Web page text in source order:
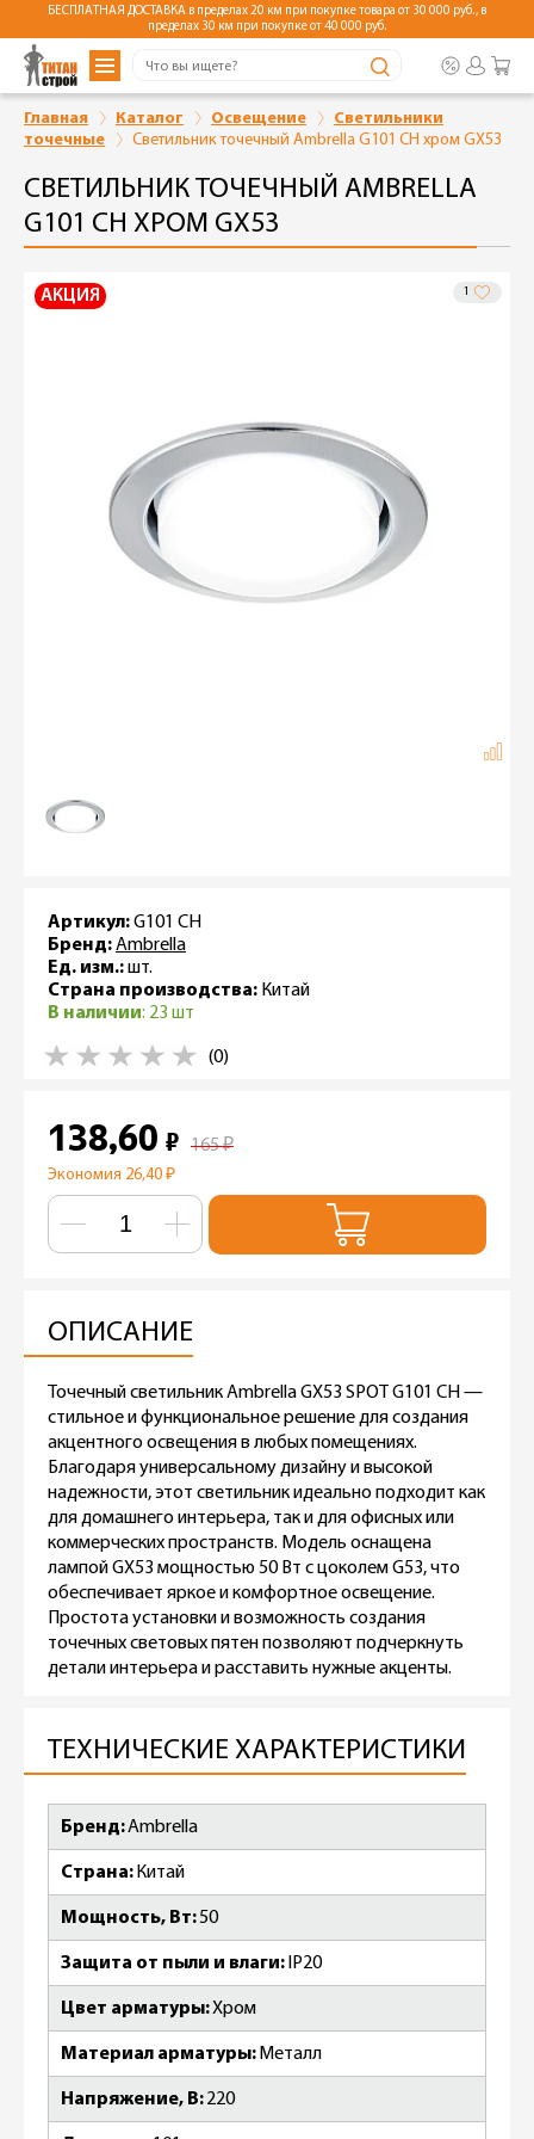
БЕСПЛАТНАЯ ДОСТАВКА в пределах 20 км при покупке товара от 30 000 руб., в
пределах 30 км при покупке от 40 000 руб.
Главная Каталог Освещение
Светильники
точечные
Светильник точечный Ambrella G101 CH хром GX53
СВЕТИЛЬНИК ТОЧЕЧНЫЙ AMBRELLA
G101 CH ХРОМ GX53
1
АКЦИЯ
Артикул:G101 CH
Бренд:Ambrella
Ед. изм.:шт.
Страна производства: Китай
В наличии: 23 шт
(0)
165₽
138,60 ₽
Экономия 26,40 ₽
ОПИСАНИЕ
Точечный светильник Ambrella GX53 SPOT G101 CH —
стильное и функциональное решение для создания
акцентного освещения в любых помещениях.
Благодаря универсальному дизайну и высокой
надежности, этот светильник идеально подходит как
для домашнего интерьера, так и для офисных или
коммерческих пространств. Модель оснащена
лампой GX53 мощностью 50 Вт с цоколем G53, что
обеспечивает яркое и комфортное освещение.
Простота установки и возможность создания
точечных световых пятен позволяют подчеркнуть
детали интерьера и расставить нужные акценты.
ТЕХНИЧЕСКИЕ ХАРАКТЕРИСТИКИ
БрендAmbrella
Страна Китай
Мощность, Вт50
Защита от пыли и влаги IP20
Цвет арматурыХром
Материал арматуры Металл
Напряжение, В 220